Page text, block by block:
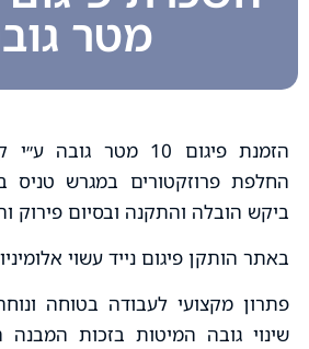
מטר
הזמנת פיגום 10 מטר
החלפת פרוזקטורים במגרש טניס
ביקש הובלה והתקנה ובסיום פירוק
באתר הותקן פיגום נייד עשוי
פתרון מקצועי לעבודה בטוחה
שינוי גובה המיטות בזכות